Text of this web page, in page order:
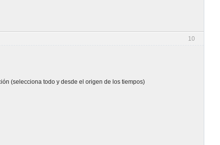
10
(selecciona todo y desde el origen de los tiempos)